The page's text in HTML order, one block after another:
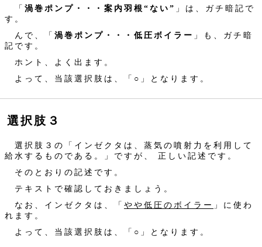
「 渦巻ポンプ・・・案内羽根“ない” 」は、ガチ暗記で
す。
んで、「 渦巻ポンプ・・・低圧ボイラー 」も、ガチ暗
記です。
ホント、よく出ます。
よって、当該選択肢は、「○」となります。
選択肢３
選択肢３の「インゼクタは、蒸気の噴射力を利用して
給水するものである。」ですが、 正しい記述です。
そのとおりの記述です。
テキストで確認しておきましょう。
なお、インゼクタは、「 やや低圧のボイラー 」に使わ
れます。
よって、当該選択肢は、「○」となります。